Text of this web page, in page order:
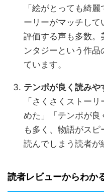
「絵がとっても綺
ーリーがマッチして
評価する声も多数。
ンタジーという作
ています。
テンポが良く読みや
「さくさくストー
めた」「テンポが良
も多く、物語がス
読んでしまう読者が
読者レビューからわか